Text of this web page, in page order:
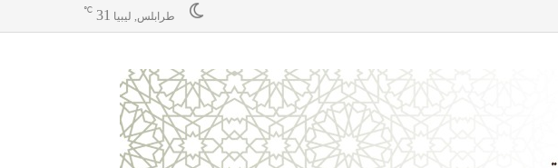
طرابلس, ليبيا 31
℃